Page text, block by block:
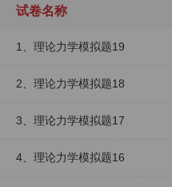
试卷名称
1、理论力学模拟题19
2、理论力学模拟题18
3、理论力学模拟题17
4、理论力学模拟题16